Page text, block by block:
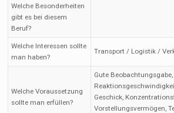
Welche Besonderheiten
gibt es bei diesem
Beruf?
Welche Interessen sollte
man haben?
Transport / Logistik /
Welche Voraussetzung
sollte man erfüllen?
Gute
Geschick,
Vorstellungsvermögen,